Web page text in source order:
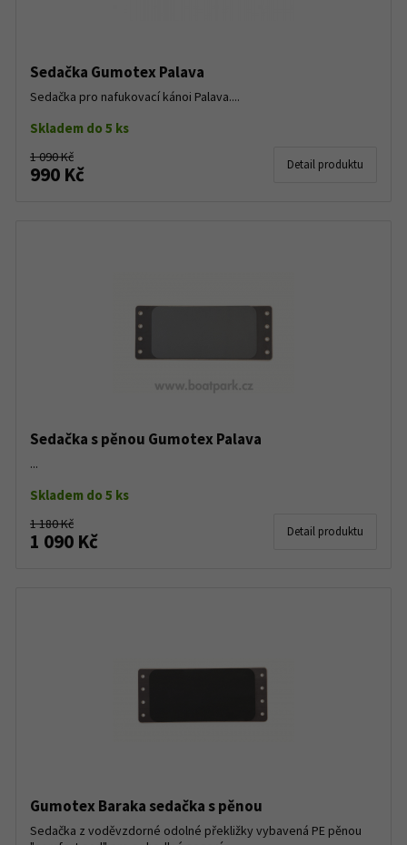
Sedačka Gumotex Palava
Sedačka pro nafukovací kánoi Palava....
Skladem do 5 ks
1 090 Kč
990 Kč Detail produktu
Sedačka s pěnou Gumotex Palava
...
Skladem do 5 ks
1 180 Kč
1 090 Kč Detail produktu
Gumotex Baraka sedačka s pěnou
Sedačka z voděvzdorné odolné překližky vybavená PE pěnou